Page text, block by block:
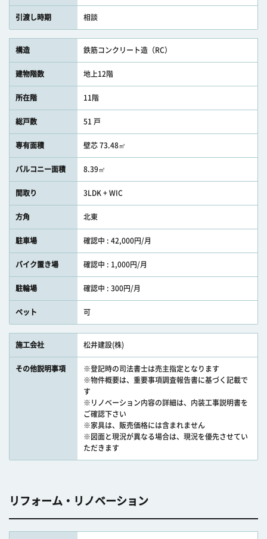
引渡し時期 相談
構造 鉄筋コンクリート造（RC）
建物階数 地上12階
所在階 11階
総戸数 51 戸
専有面積 壁芯 73.48㎡
バルコニー面積 8.39㎡
間取り 3LDK + WIC
方角 北東
駐車場 確認中 : 42,000円/月
バイク置き場 確認中 : 1,000円/月
駐輪場 確認中 : 300円/月
ペット 可
施工会社 松井建設(株)
その他説明事項
※登記時の司法書士は売主指定となります
※物件概要は、重要事項調査報告書に基づく記載で
す
※リノベーション内容の詳細は、内装工事説明書を
ご確認下さい
※家具は、販売価格には含まれません
※図面と現況が異なる場合は、現況を優先させてい
ただきます
リフォーム・リノベーション